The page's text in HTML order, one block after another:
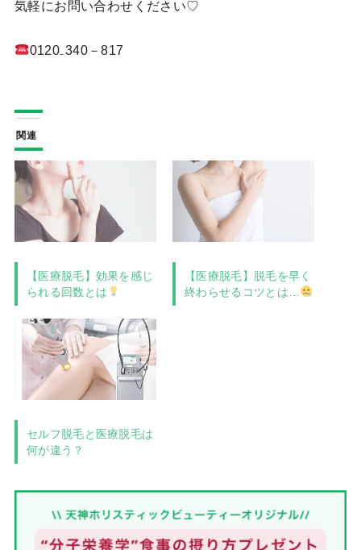
気軽にお問い合わせください♡
0120₋340－817
関連
【医療脱毛】効果を感じ
られる回数とは
【医療脱毛】脱毛を早く
終わらせるコツとは…
セルフ脱毛と医療脱毛は
何が違う？